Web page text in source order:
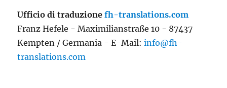
Ufficio di traduzionefh-translations.com
Franz Hefele - Maximilianstraße 10 - 87437
Kempten / Germania - E-Mail:info@fh-
translations.com